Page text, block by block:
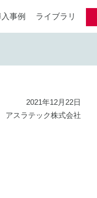
事例 ライブラリ
2021年12月22日
アスラテック株式会社